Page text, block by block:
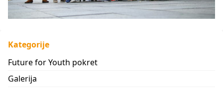
Kategorije
Future for Youth pokret
Galerija